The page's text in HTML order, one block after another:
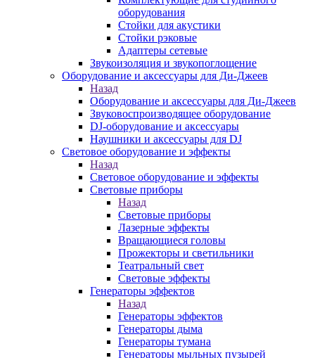
оборудования
Стойки для акустики
Стойки рэковые
Адаптеры сетевые
Звукоизоляция и звукопоглощение
Оборудование и аксессуары для Ди-Джеев
Назад
Оборудование и аксессуары для Ди-Джеев
Звуковоспроизводящее оборудование
DJ-оборудование и аксессуары
Наушники и аксессуары для DJ
Световое оборудование и эффекты
Назад
Световое оборудование и эффекты
Световые приборы
Назад
Световые приборы
Лазерные эффекты
Вращающиеся головы
Прожекторы и светильники
Театральный свет
Световые эффекты
Генераторы эффектов
Назад
Генераторы эффектов
Генераторы дыма
Генераторы тумана
Генераторы мыльных пузырей